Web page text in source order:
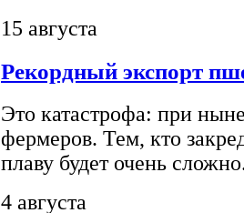
15 августа
Рекордный экспорт
Это катастрофа: при
фермеров. Тем, кто
плаву будет очень
4 августа